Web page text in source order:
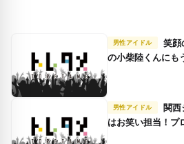
男性アイドル
の小柴陸くんにも
男性アイドル
はお笑い担当！プ